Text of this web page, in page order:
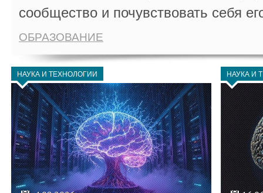
сообщество и почувствовать себя
ОБРАЗОВАНИЕ
НАУКА И ТЕХНОЛОГИИ НАУКА И